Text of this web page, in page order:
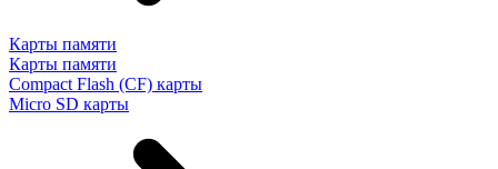
Карты памяти
Карты памяти
Compact Flash (CF) карты
Micro SD карты